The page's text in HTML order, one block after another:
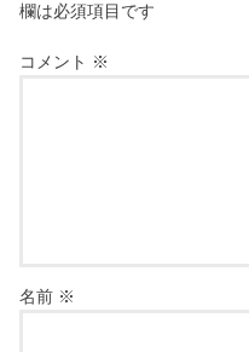
欄は必須項目です
コメント ※
名前 ※